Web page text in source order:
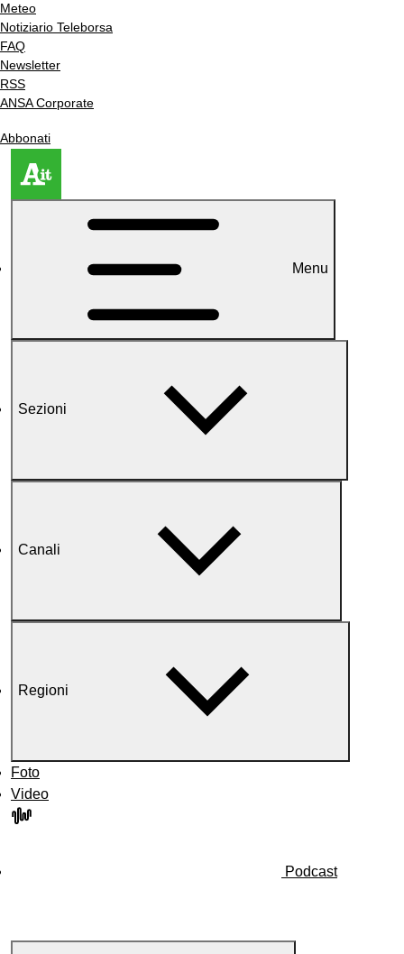
Meteo
Notiziario Teleborsa
FAQ
Newsletter
RSS
ANSA Corporate
Abbonati
Menu
Sezioni
Canali
Regioni
Foto
Video
Podcast